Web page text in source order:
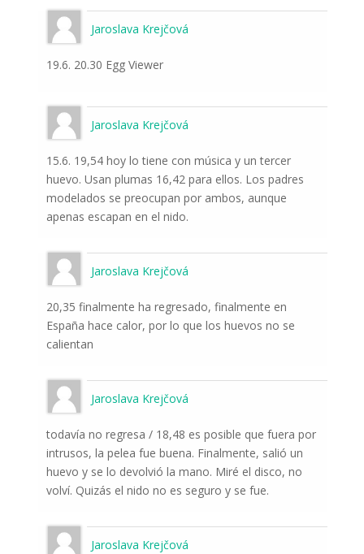
Jaroslava Krejčová
19.6. 20.30 Egg Viewer
Jaroslava Krejčová
15.6. 19,54 hoy lo tiene con música y un tercer
huevo. Usan plumas 16,42 para ellos. Los padres
modelados se preocupan por ambos, aunque
apenas escapan en el nido.
Jaroslava Krejčová
20,35 finalmente ha regresado, finalmente en
España hace calor, por lo que los huevos no se
calientan
Jaroslava Krejčová
todavía no regresa / 18,48 es posible que fuera por
intrusos, la pelea fue buena. Finalmente, salió un
huevo y se lo devolvió la mano. Miré el disco, no
volví. Quizás el nido no es seguro y se fue.
Jaroslava Krejčová